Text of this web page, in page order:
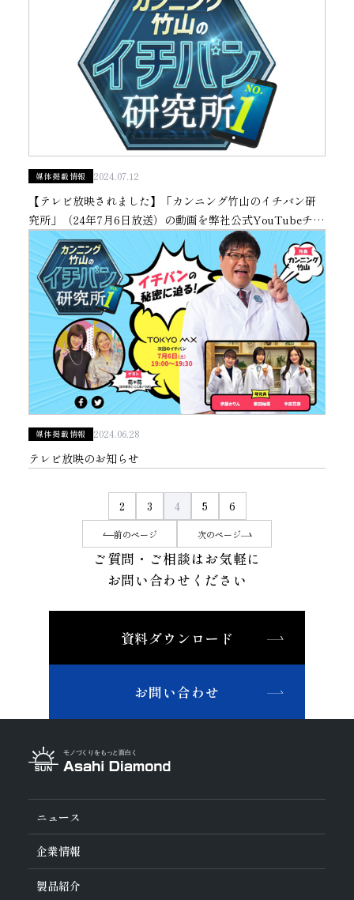
媒体掲載情報 2024.07.12
【テレビ放映されました】「カンニング竹山のイチバン研
究所」（24年7月6日放送）の動画を弊社公式YouTubeチャ
ンネルで公開
媒体掲載情報 2024.06.28
テレビ放映のお知らせ
前のページ
2 3 4 5 6
次のページ
ご質問・ご相談はお気軽に
お問い合わせください
資料ダウンロード
お問い合わせ
ニュース
企業情報
旭ダイヤについて
ダイヤの輪
製品紹介